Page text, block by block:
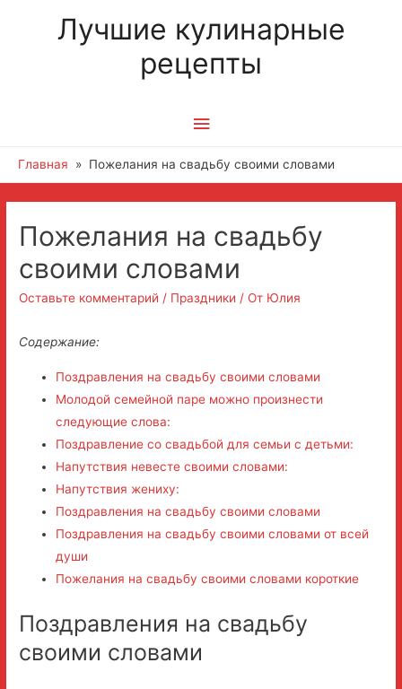
Лучшие кулинарные
рецепты
Главное
меню
Главная Пожелания на свадьбу своими словами
Пожелания на свадьбу
своими словами
Оставьте комментарий / Праздники / От Юлия
Содержание:
Поздравления на свадьбу своими словами
Молодой семейной паре можно произнести
следующие слова:
Поздравление со свадьбой для семьи с детьми:
Напутствия невесте своими словами:
Напутствия жениху:
Поздравления на свадьбу своими словами
Поздравления на свадьбу своими словами от всей
души
Пожелания на свадьбу своими словами короткие
Поздравления на свадьбу
своими словами
по
записям